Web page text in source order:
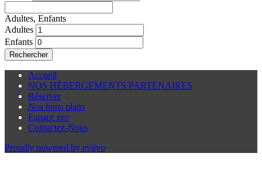
Adultes, Enfants
Adultes
Enfants
Rechercher
Accueil
NOS HÉBERGEMENTS PARTENAIRES
Réserver
Nos bons plans
Espace pro
Contactez-Nous
Proudly powered by eviivo